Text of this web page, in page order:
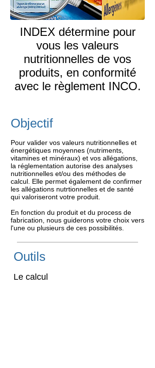
INDEX détermine pour
vous les valeurs
nutritionnelles de vos
produits, en conformité
avec le règlement INCO.
Objectif
Pour valider vos valeurs nutritionnelles et
énergétiques moyennes (nutriments,
vitamines et minéraux) et vos allégations,
la réglementation autorise des analyses
nutritionnelles et/ou des méthodes de
calcul. Elle permet également de confirmer
les allégations nutrtionnelles et de santé
qui valoriseront votre produit.
En fonction du produit et du process de
fabrication, nous guiderons votre choix vers
l'une ou plusieurs de ces possibilités.
Outils
Le calcul